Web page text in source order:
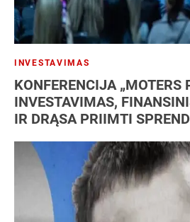
INVESTAVIMAS
KONFERENCIJA „MOTERS
INVESTAVIMAS,
IR DRĄSA PRIIMTI